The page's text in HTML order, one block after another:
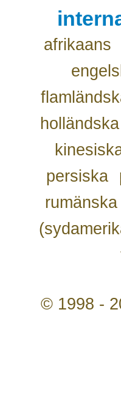
afrikaans
holländska
persiska
rumänska
© 1998 -